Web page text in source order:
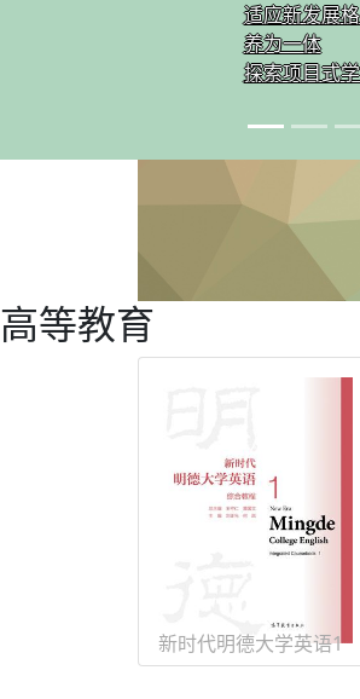
首届全国教
“十三五”职
全面贯标的
高等教育
高等教育
新时代明德大学英语1